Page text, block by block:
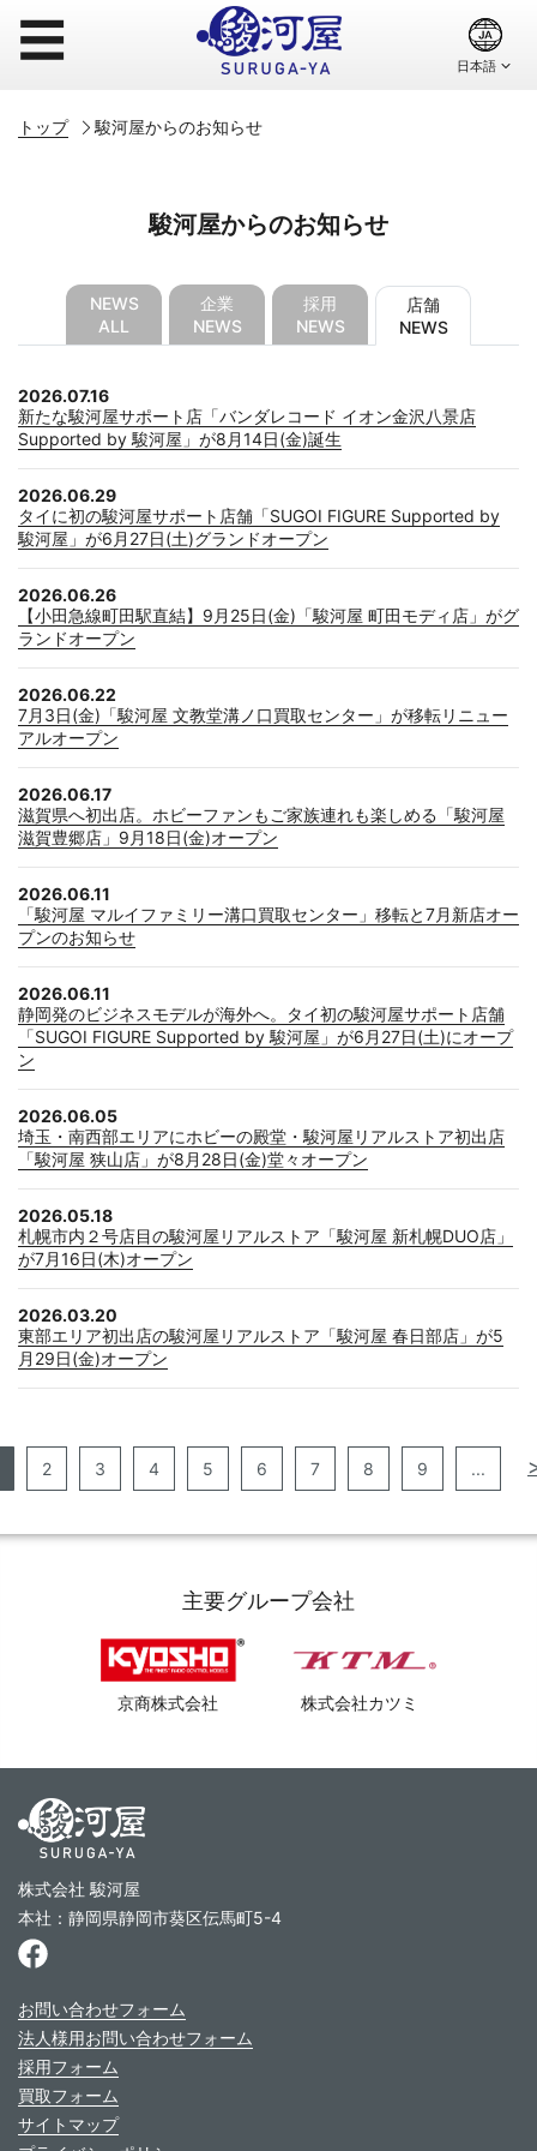
☰
トップ 駿河屋からのお知らせ
駿河屋からのお知らせ
NEWS
ALL
企業
NEWS
採用
NEWS
店舗
NEWS
2026.07.16
新たな駿河屋サポート店「バンダレコード イオン金沢八景店
Supported by 駿河屋」が8月14日(金)誕生
2026.06.29
タイに初の駿河屋サポート店舗「SUGOI FIGURE Supported by
駿河屋」が6月27日(土)グランドオープン
2026.06.26
【小田急線町田駅直結】9月25日(金)「駿河屋 町田モディ店」がグ
ランドオープン
2026.06.22
7月3日(金)「駿河屋 文教堂溝ノ口買取センター」が移転リニュー
アルオープン
2026.06.17
滋賀県へ初出店。ホビーファンもご家族連れも楽しめる「駿河屋
滋賀豊郷店」9月18日(金)オープン
2026.06.11
「駿河屋 マルイファミリー溝口買取センター」移転と7月新店オー
プンのお知らせ
2026.06.11
静岡発のビジネスモデルが海外へ。タイ初の駿河屋サポート店舗
「SUGOI FIGURE Supported by 駿河屋」が6月27日(土)にオープ
ン
2026.06.05
埼玉・南西部エリアにホビーの殿堂・駿河屋リアルストア初出店
「駿河屋 狭山店」が8月28日(金)堂々オープン
2026.05.18
札幌市内２号店目の駿河屋リアルストア「駿河屋 新札幌DUO店」
が7月16日(木)オープン
2026.03.20
東部エリア初出店の駿河屋リアルストア「駿河屋 春日部店」が5
月29日(金)オープン
2 3 4 5 6 7 8 9 ...
主要グループ会社
京商株式会社 株式会社カツミ
株式会社 駿河屋
本社：静岡県静岡市葵区伝馬町5-4
お問い合わせフォーム
法人様用お問い合わせフォーム
採用フォーム
買取フォーム
サイトマップ